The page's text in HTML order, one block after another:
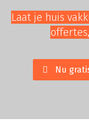
Laat je huis
Nu